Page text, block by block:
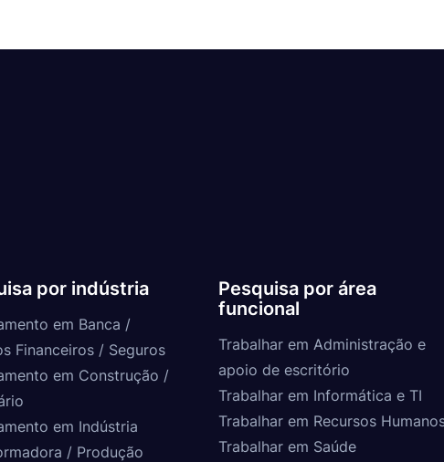
por indústria
em Banca /
Financeiros / Seguros
em Construção /
em Indústria
/ Produção
Pesquisa por área
funcional
Trabalhar em Administração e
apoio de escritório
Trabalhar em Informática e TI
Trabalhar em Recursos
Trabalhar em Saúde